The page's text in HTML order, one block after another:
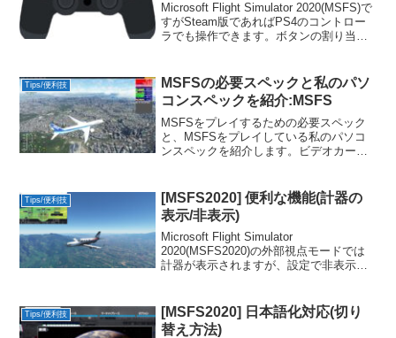
Microsoft Flight Simulator 2020(MSFS)で
すがSteam版であればPS4のコントロー
ラでも操作できます。ボタンの割り当て
が、操作性と楽しみが全然違います。
Tips/便利技
MSFSの必要スペックと私のパソ
コンスペックを紹介:MSFS
MSFSをプレイするための必要スペック
と、MSFSをプレイしている私のパソコ
ンスペックを紹介します。ビデオカード
による景色の見え方の違いも公開しま
す。
Tips/便利技
[MSFS2020] 便利な機能(計器の
表示/非表示)
Microsoft Flight Simulator
2020(MSFS2020)の外部視点モードでは
計器が表示されますが、設定で非表示に
とができます。今回は計器の表示、非表
示について解説します。
Tips/便利技
[MSFS2020] 日本語化対応(切り
替え方法)